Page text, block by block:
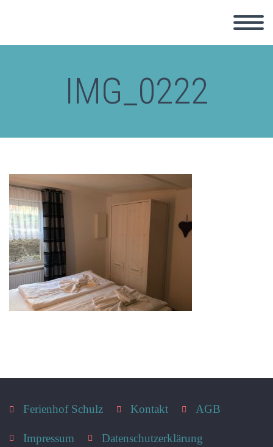
IMG_0222
Ferienhof Schulz Kontakt AGB
Impressum Datenschutzerklärung